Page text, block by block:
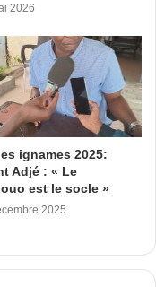
2026
ignames 2025:
Adjé : « Le
est le socle »
2025